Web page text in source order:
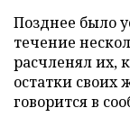
Позднее было
течение
расчленял их,
остатки своих
говорится в